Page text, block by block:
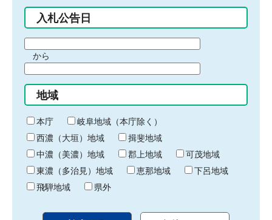
入札公告日
間
始
り
から
間
終
わ
り
地域
本庁
岐阜地域（本庁除く）
西濃（大垣）地域
揖斐地域
中濃（美濃）地域
郡上地域
可茂地域
東濃（多治見）地域
恵那地域
下呂地域
飛騨地域
県外